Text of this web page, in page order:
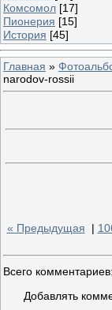
Комсомол [17]
Пионерия [15]
История [45]
Главная »
narodov-rossii
« Предыдущая |
Всего комментариев:
Добавлять